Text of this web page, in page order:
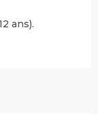
ans).